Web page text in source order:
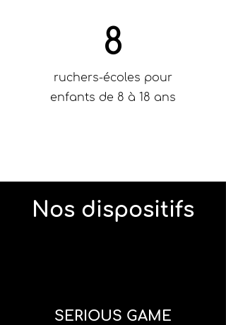
8
ruchers-écoles pour
enfants de 8 à 18 ans
Nos dispositifs
SERIOUS GAME